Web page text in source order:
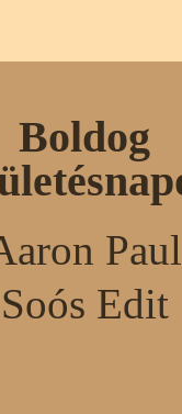
Boldog
Paul
Soós Edit